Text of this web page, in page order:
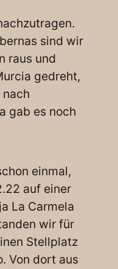
sind wir
raus und
gedreht,
gab es noch
einmal,
auf einer
La Carmela
wir für
Stellplatz
Von dort aus